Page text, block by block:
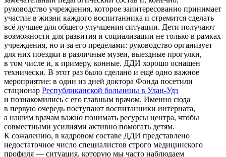
руководство учреждения, которое заинтересованно принимает
участие в жизни каждого воспитанника и стремится сделать
всё лучшее для общего улучшения ситуации. Дети получают
возможности для развития и социализации не только в рамках
учреждения, но и за его пределами: руководство организует
для них поездки в различные музеи, выездные прогулки,
в том числе и, к примеру, конные. ДДИ хорошо оснащен
технически. В этот раз было сделано и ещё одно важное
мероприятие: в один из дней доктора Фонда посетили
стационар Республиканской больницы в Улан-Удэ
и познакомились с его главным врачом. Именно сюда
в первую очередь поступают воспитанники интерната,
а нашим врачам важно понимать ресурсы центра, чтобы
совместными усилиями активно помогать детям.
К сожалению, в кадровом составе ДДИ представлено
недостаточное число специалистов строго медицинского
профиля — ситуация, которую мы часто наблюдаем